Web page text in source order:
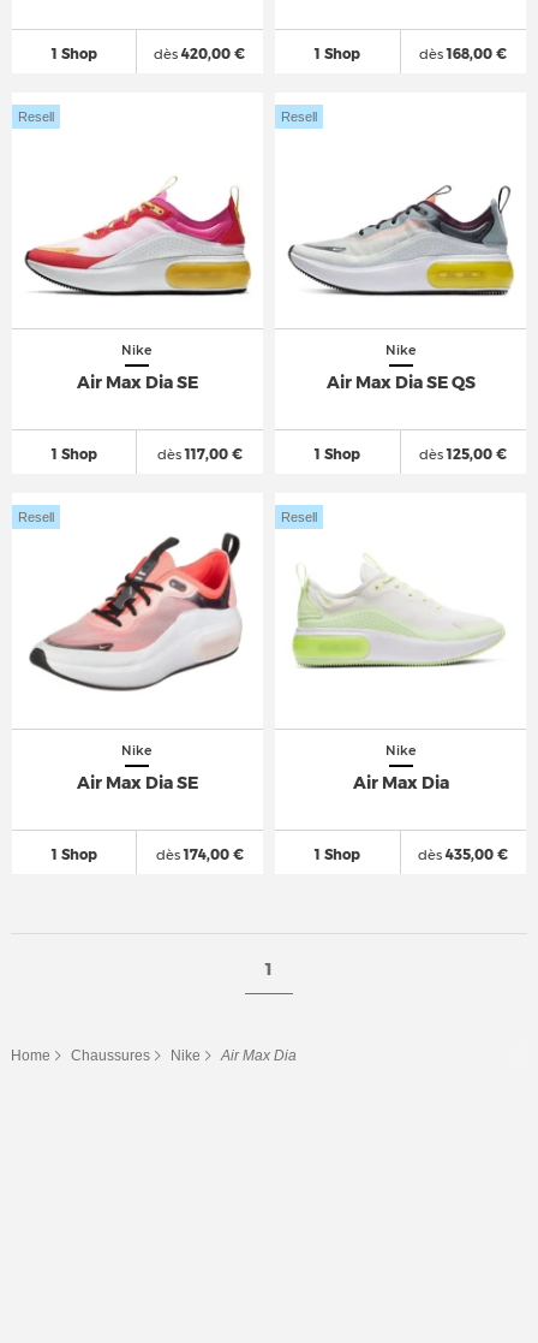
1 Shop dès 420,00 € 1 Shop dès168,00 €
Nike
Air Max Dia SE
1 Shop
Resell
dès117,00 €
Nike
Air Max Dia SE QS
1 Shop
Resell
dès125,00 €
Nike
Air Max Dia SE
1 Shop
Resell
dès174,00 €
Nike
Air Max Dia
1 Shop
Resell
dès 435,00 €
1
Home Chaussures Nike Air Max Dia